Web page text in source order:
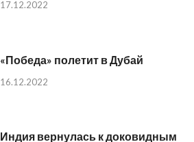
17.12.2022
«Победа» полетит в Дубай
16.12.2022
Индия вернулась к доковидным